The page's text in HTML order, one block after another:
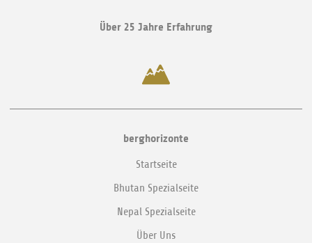
Über 25 Jahre Erfahrung
berghorizonte
Startseite
Bhutan Spezialseite
Nepal Spezialseite
Über Uns